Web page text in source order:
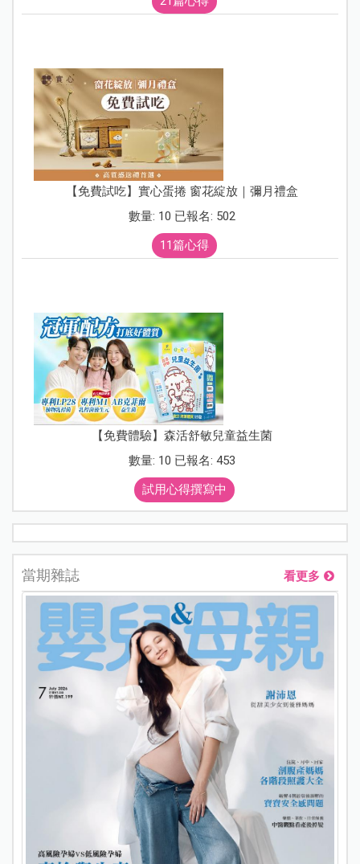
【免費試吃】實心蛋捲 窗花綻放｜彌月禮盒
數量: 10 已報名: 502
11篇心得
【免費體驗】森活舒敏兒童益生菌
數量: 10 已報名: 453
試用心得撰寫中
當期雜誌 看更多